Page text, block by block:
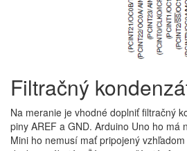
Filtračný
Na meranie je vhodné doplniť filtračný
piny AREF a GND. Arduino Uno ho má
Mini ho nemusí mať pripojený